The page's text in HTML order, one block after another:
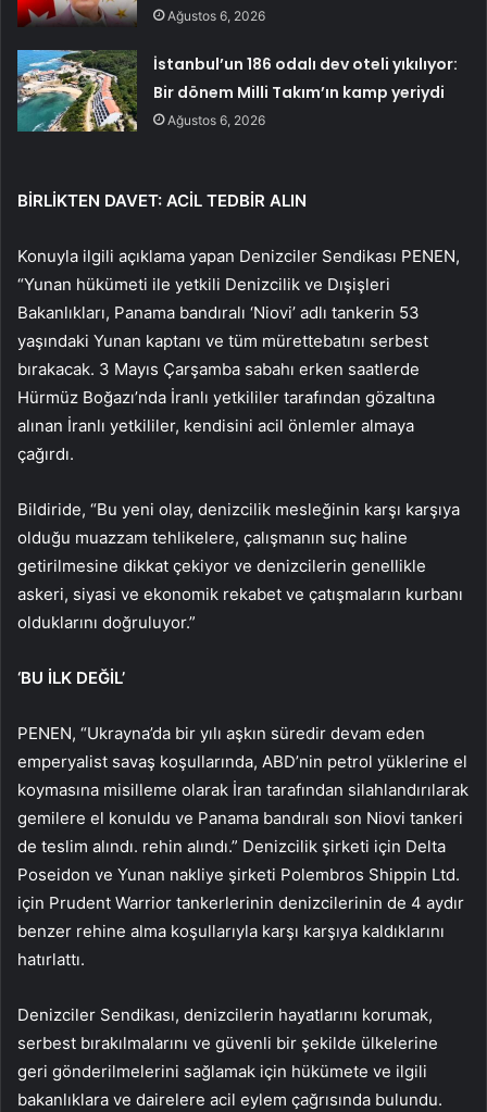
Ağustos 6, 2026
İstanbul’un 186 odalı dev oteli yıkılıyor:
Bir dönem Milli Takım’ın kamp yeriydi
Ağustos 6, 2026
BİRLİKTEN DAVET: ACİL TEDBİR ALIN
Konuyla ilgili açıklama yapan Denizciler Sendikası PENEN,
“Yunan hükümeti ile yetkili Denizcilik ve Dışişleri
Bakanlıkları, Panama bandıralı ‘Niovi’ adlı tankerin 53
yaşındaki Yunan kaptanı ve tüm mürettebatını serbest
bırakacak. 3 Mayıs Çarşamba sabahı erken saatlerde
Hürmüz Boğazı’nda İranlı yetkililer tarafından gözaltına
alınan İranlı yetkililer, kendisini acil önlemler almaya
çağırdı.
Bildiride, “Bu yeni olay, denizcilik mesleğinin karşı karşıya
olduğu muazzam tehlikelere, çalışmanın suç haline
getirilmesine dikkat çekiyor ve denizcilerin genellikle
askeri, siyasi ve ekonomik rekabet ve çatışmaların kurbanı
olduklarını doğruluyor.”
‘BU İLK DEĞİL’
PENEN, “Ukrayna’da bir yılı aşkın süredir devam eden
emperyalist savaş koşullarında, ABD’nin petrol yüklerine el
koymasına misilleme olarak İran tarafından silahlandırılarak
gemilere el konuldu ve Panama bandıralı son Niovi tankeri
de teslim alındı. rehin alındı.” Denizcilik şirketi için Delta
Poseidon ve Yunan nakliye şirketi Polembros Shippin Ltd.
için Prudent Warrior tankerlerinin denizcilerinin de 4 aydır
benzer rehine alma koşullarıyla karşı karşıya kaldıklarını
hatırlattı.
Denizciler Sendikası, denizcilerin hayatlarını korumak,
serbest bırakılmalarını ve güvenli bir şekilde ülkelerine
geri gönderilmelerini sağlamak için hükümete ve ilgili
bakanlıklara ve dairelere acil eylem çağrısında bulundu.